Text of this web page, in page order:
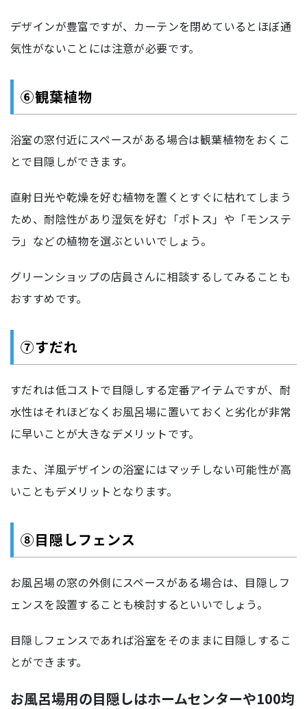
デザインが豊富ですが、カーテンを閉めているとほぼ通
気性がないことには注意が必要です。
⑥観葉植物
浴室の窓付近にスペースがある場合は観葉植物をおくこ
とで目隠しができます。
直射日光や乾燥を好む植物を置くとすぐに枯れてしまう
ため、耐陰性があり湿気を好む「ポトス」や「モンステ
ラ」などの植物を選ぶといいでしょう。
グリーンショップの店員さんに相談するしてみることも
おすすめです。
⑦すだれ
すだれは低コストで目隠しする定番アイテムですが、耐
水性はそれほどなくお風呂場に置いておくと劣化が非常
に早いことが大きなデメリットです。
また、洋風デザインの浴室にはマッチしない可能性が高
いこともデメリットとなります。
⑧目隠しフェンス
お風呂場の窓の外側にスペースがある場合は、目隠しフ
ェンスを設置することも検討するといいでしょう。
目隠しフェンスであれば浴室をそのままに目隠しするこ
とができます。
お風呂場用の目隠しはホームセンターや100均